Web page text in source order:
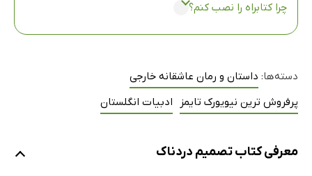
چرا کتابراه را نصب کنم؟
دسته‌ها: داستان و رمان عاشقانه خارجی
پرفروش ترین نیویورک تایمز
ادبیات انگلستان
معرفی کتاب تصمیم دردناک